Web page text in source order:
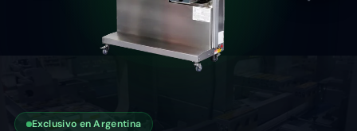
Exclusivo en Argentina